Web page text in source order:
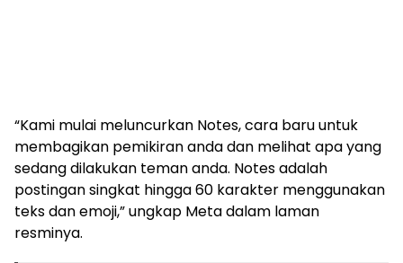
“Kami mulai meluncurkan Notes, cara baru untuk
membagikan pemikiran anda dan melihat apa yang
sedang dilakukan teman anda. Notes adalah
postingan singkat hingga 60 karakter menggunakan
teks dan emoji,” ungkap Meta dalam laman
resminya.